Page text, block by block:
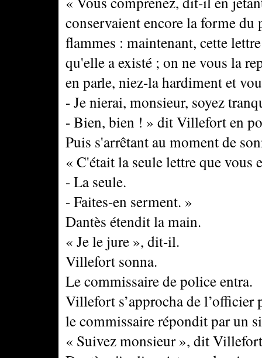
conservaient encore la forme du
flammes : maintenant, cette
qu'elle a existé ; on ne vous la
en parle, niez-la hardiment et
- Je nierai, monsieur, soyez
- Bien, bien ! » dit Villefort en
Puis s'arrêtant au moment de
« C'était la seule lettre que vous
- La seule.
- Faites-en serment. »
Dantès étendit la main.
« Je le jure », dit-il.
Villefort sonna.
Le commissaire de police entra.
Villefort s’approcha de
le commissaire répondit par un
« Suivez monsieur », dit